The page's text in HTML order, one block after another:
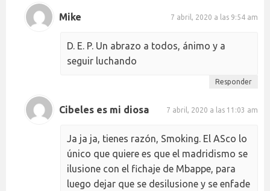
Mike 7 abril, 2020 a las 9:54 am
D. E. P. Un abrazo a todos, ánimo y a
seguir luchando
Responder
Cibeles es mi diosa 7 abril, 2020 a las 11:03 am
Ja ja ja, tienes razón, Smoking. El ASco lo
único que quiere es que el madridismo se
ilusione con el fichaje de Mbappe, para
luego dejar que se desilusione y se enfade